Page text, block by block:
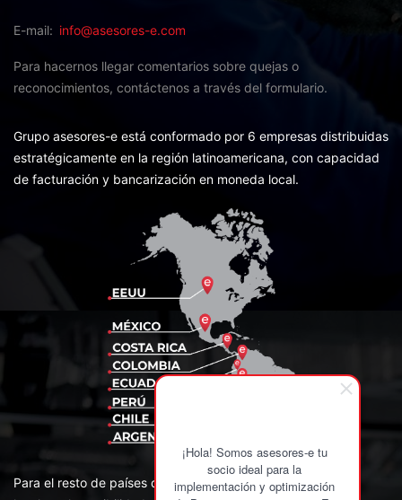
¡Hola! Somos asesores-e tu
socio ideal para la
implementación y optimización
E-mail info@asesores-e.com
Para hacernos llegar comentarios sobre quejas o
reconocimientos, contáctenos a través del formulario.
Grupo asesores-e está conformado por 6 empresas distribuidas
estratégicamente en la región latinoamericana, con capacidad
de facturación y bancarización en moneda local.
Para el resto de países de la región contamos con Partners